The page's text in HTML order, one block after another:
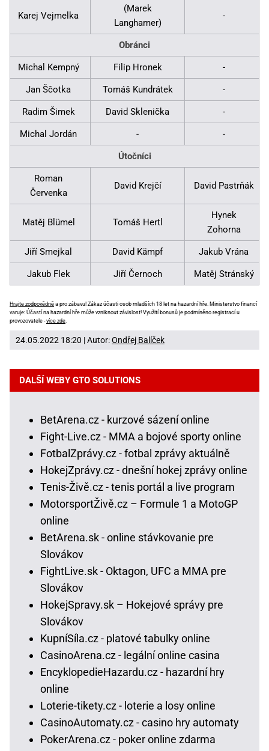
Karej Vejmelka
(Marek
Langhamer)
-
Obránci
Michal Kempný Filip Hronek -
Jan Ščotka Tomáš Kundrátek -
Radim Šimek David Sklenička -
Michal Jordán - -
Útočníci
Roman
Červenka
David Krejčí David Pastrňák
Matěj Blümel Tomáš Hertl
Hynek
Zohorna
Jiří Smejkal David Kämpf Jakub Vrána
Jakub Flek Jiří Černoch Matěj Stránský
Hrajte zodpovědně a pro zábavu! Zákaz účasti osob mladších 18 let na hazardní hře. Ministerstvo financí
varuje: Účastí na hazardní hře může vzniknout závislost! Využití bonusů je podmíněno registrací u
provozovatele -více zde.
24.05.2022 18:20 | Autor:Ondřej Balíček
DALŠÍ WEBY GTO SOLUTIONS
BetArena.cz - kurzové sázení online
Fight-Live.cz - MMA a bojové sporty online
FotbalZprávy.cz - fotbal zprávy aktuálně
HokejZprávy.cz - dnešní hokej zprávy online
Tenis-Živě.cz - tenis portál a live program
MotorsportŽivě.cz – Formule 1 a MotoGP
online
BetArena.sk - online stávkovanie pre
Slovákov
FightLive.sk - Oktagon, UFC a MMA pre
Slovákov
HokejSpravy.sk – Hokejové správy pre
Slovákov
KupníSíla.cz - platové tabulky online
CasinoArena.cz - legální online casina
EncyklopedieHazardu.cz - hazardní hry
online
Loterie-tikety.cz - loterie a losy online
CasinoAutomaty.cz - casino hry automaty
PokerArena.cz - poker online zdarma